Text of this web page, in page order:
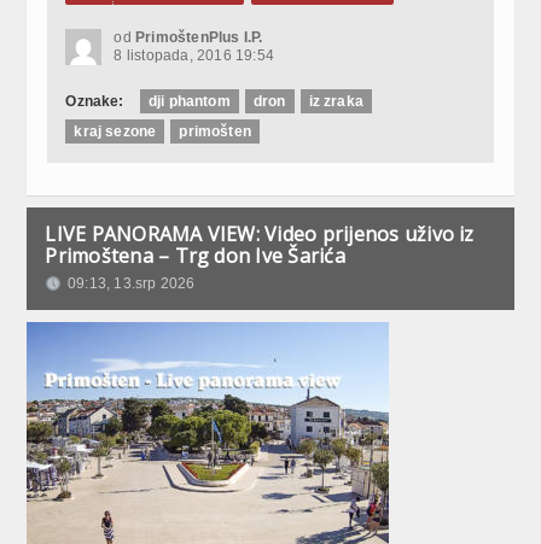
od PrimoštenPlus I.P.
8 listopada, 2016 19:54
Oznake: dji phantom dron
iz zraka
kraj sezone
primošten
LIVE PANORAMA VIEW: Video prijenos uživo iz
Primoštena – Trg don Ive Šarića
09:13, 13.srp 2026